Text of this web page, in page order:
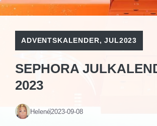
ADVENTSKALENDER,JUL2023
SEPHORA
2023
Helené2023-09-08